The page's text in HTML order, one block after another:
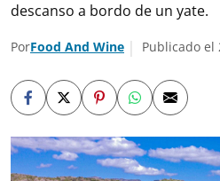
descanso a bordo de un yate.
PorFood And Wine Publicado el